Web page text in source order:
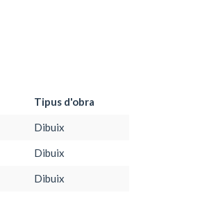
Tipus d'obra
Dibuix
Dibuix
Dibuix